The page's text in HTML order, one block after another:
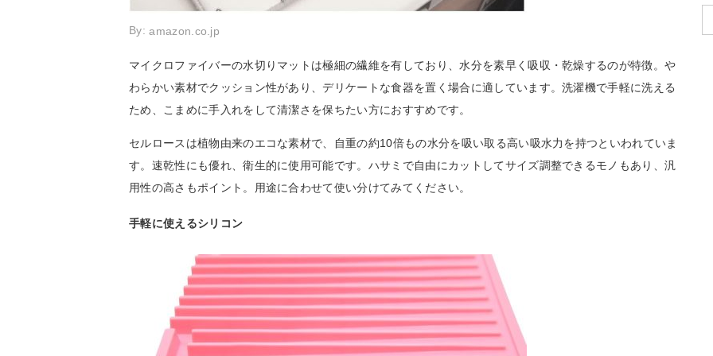
By:amazon.co.jp
マイクロファイバーの水切りマットは極細の繊維を有しており、水分を素早く吸収・乾燥するのが特徴。や
わらかい素材でクッション性があり、デリケートな食器を置く場合に適しています。洗濯機で手軽に洗える
ため、こまめに手入れをして清潔さを保ちたい方におすすめです。
セルロースは植物由来のエコな素材で、自重の約10倍もの水分を吸い取る高い吸水力を持つといわれていま
す。速乾性にも優れ、衛生的に使用可能です。ハサミで自由にカットしてサイズ調整できるモノもあり、汎
用性の高さもポイント。用途に合わせて使い分けてみてください。
手軽に使えるシリコン